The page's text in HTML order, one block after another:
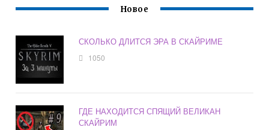
Новое
СКОЛЬКО ДЛИТСЯ ЭРА В СКАЙРИМЕ
1050
ГДЕ НАХОДИТСЯ СПЯЩИЙ ВЕЛИКАН
СКАЙРИМ